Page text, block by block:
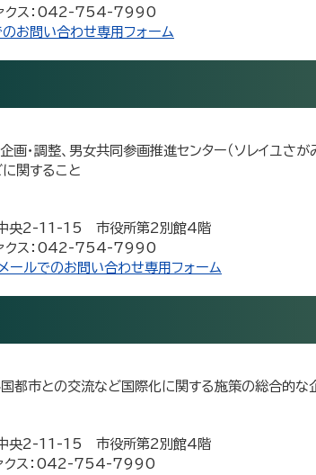
ス：042-754-7990
お問い合わせ専用フォーム
・調整、男女共同参画推進センター（ソレイユさ
関すること
央2-11-15 市役所第2別館4階
ス：042-754-7990
ールでのお問い合わせ専用フォーム
都市との交流など国際化に関する施策の総合的な
央2-11-15 市役所第2別館4階
ス：042-754-7990